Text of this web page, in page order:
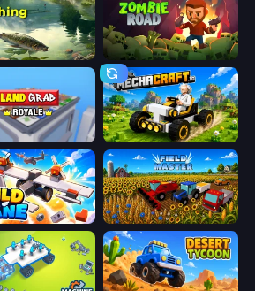
Simulator Zombie Road
Royale Mechacraft.io
Plane Field Master